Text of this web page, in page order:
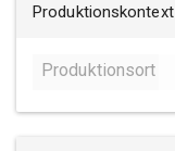
Produktionskontext
Produktionsort